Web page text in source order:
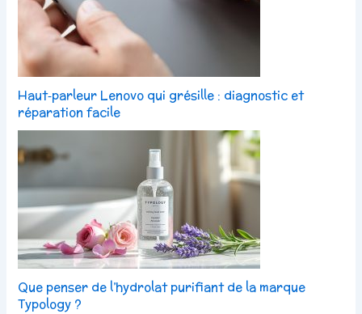
Haut‑parleur Lenovo qui grésille : diagnostic et
réparation facile
Que penser de l’hydrolat purifiant de la marque
Typology ?